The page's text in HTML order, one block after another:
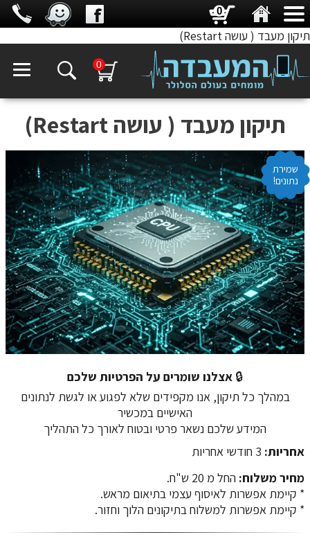
תיקון מעבד ( עושה Restart)
0
תיקון מעבד ( עושה Restart)
שמירת
נתונים!
🔒 אצלנו שומרים על הפרטיות שלכם
במהלך כל תיקון, אנו מקפידים שלא לפגוע או לגשת לנתונים
האישיים במכשיר
המידע שלכם נשאר פרטי ובטוח לאורך כל התהליך
אחריות: 3 חודשי אחריות
מחיר משלוח: החל מ 20 ש"ח.
​​​​​​​* קיימת אפשרות לאיסוף עצמי בתיאום מראש.
* קיימת אפשרות למשלוח בתיקונים הלוך וחזור.
0